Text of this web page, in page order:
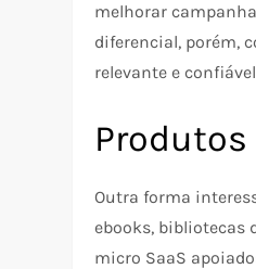
melhorar
diferencial, porém,
relevante e
Outra forma
ebooks, bibliotecas
micro SaaS